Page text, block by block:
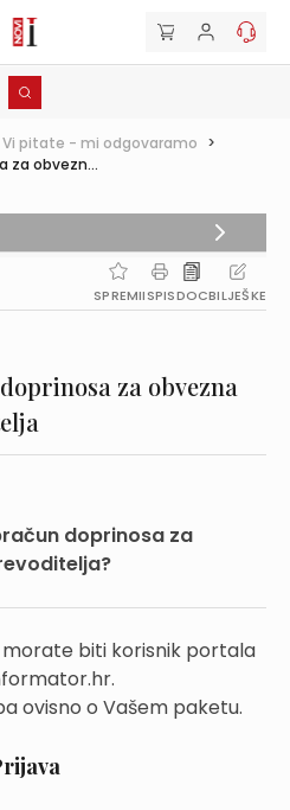
Vi pitate - mi odgovaramo >
za obvezn...
SPREMIISPISDOCBILJEŠKE
za obvezna
doprinosa za
morate biti korisnik portala
ovisno o Vašem paketu.